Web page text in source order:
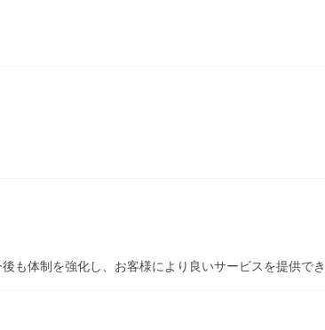
体制を強化し、お客様により良いサービスを提供で